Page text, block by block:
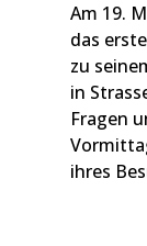
Am 19.
das
zu
in
Fragen
ihres